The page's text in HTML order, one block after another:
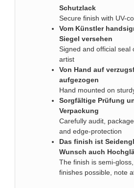
Schutzlack
Secure finish with UV-
Vom Künstler
Siegel versehen
Signed and official seal
artist
Von Hand auf
aufgezogen
Hand mounted on
Sorgfältige Prüfung
Verpackung
Carefully audit,
and edge-protection
Das finish ist
Wunsch auch
The finish is semi-
finishes possible, note